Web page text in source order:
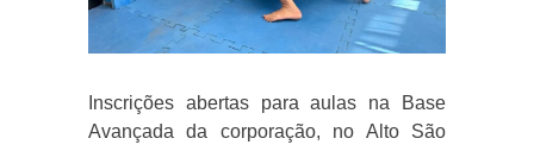
Inscrições abertas para aulas na Base
Avançada da corporação, no Alto São